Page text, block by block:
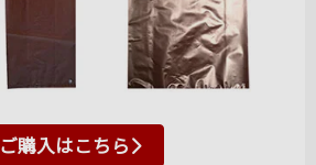
ご購入はこちら